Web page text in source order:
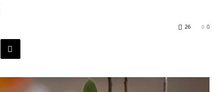
0
26